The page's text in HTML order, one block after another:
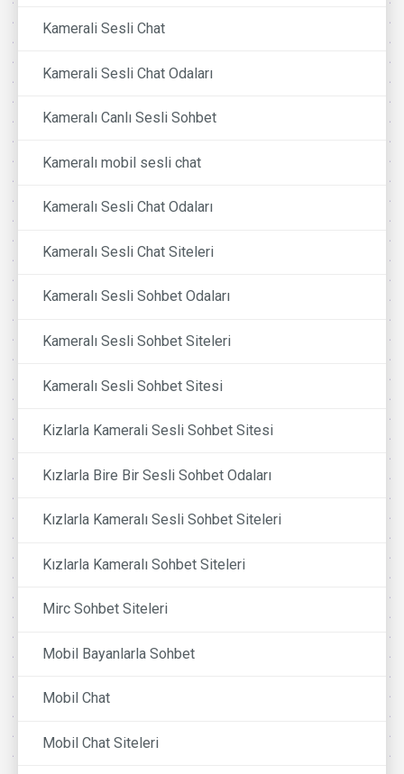
Kamerali Sesli Chat
Kamerali Sesli Chat Odaları
Kameralı Canlı Sesli Sohbet
Kameralı mobil sesli chat
Kameralı Sesli Chat Odaları
Kameralı Sesli Chat Siteleri
Kameralı Sesli Sohbet Odaları
Kameralı Sesli Sohbet Siteleri
Kameralı Sesli Sohbet Sitesi
Kizlarla Kamerali Sesli Sohbet Sitesi
Kızlarla Bire Bir Sesli Sohbet Odaları
Kızlarla Kameralı Sesli Sohbet Siteleri
Kızlarla Kameralı Sohbet Siteleri
Mirc Sohbet Siteleri
Mobil Bayanlarla Sohbet
Mobil Chat
Mobil Chat Siteleri